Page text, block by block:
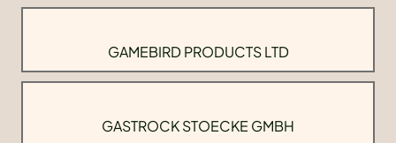
GAMEBIRD PRODUCTS LTD
GASTROCK STOECKE GMBH